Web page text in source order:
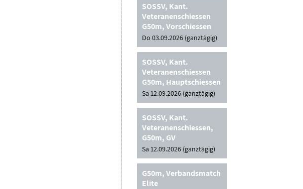
SOSSV, Kant.
Veteranenschiessen
G50m, Vorschiessen
Do 03.09.2026 (ganztägig)
SOSSV, Kant.
Veteranenschiessen
G50m, Hauptschiessen
Sa 12.09.2026 (ganztägig)
SOSSV, Kant.
Veteranenschiessen,
G50m, GV
Sa 12.09.2026 (ganztägig)
G50m, Verbandsmatch
Elite